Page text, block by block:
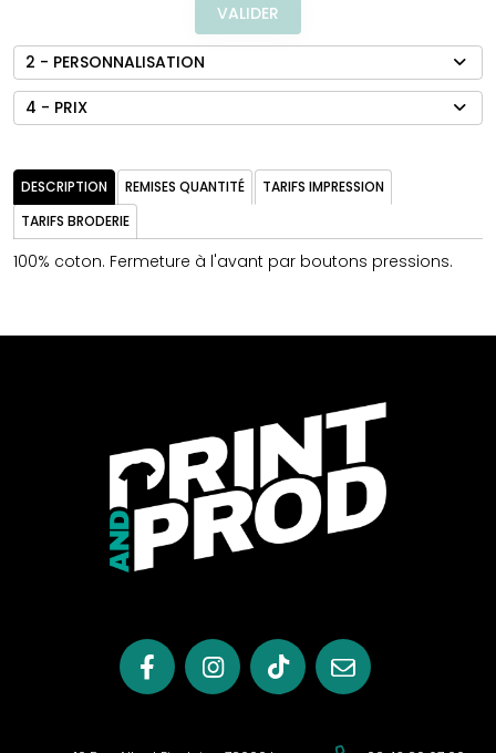
VALIDER
2 - PERSONNALISATION
4 - PRIX
DESCRIPTION REMISES QUANTITÉ
TARIFS IMPRESSION
TARIFS BRODERIE
100% coton. Fermeture à l'avant par boutons pressions.